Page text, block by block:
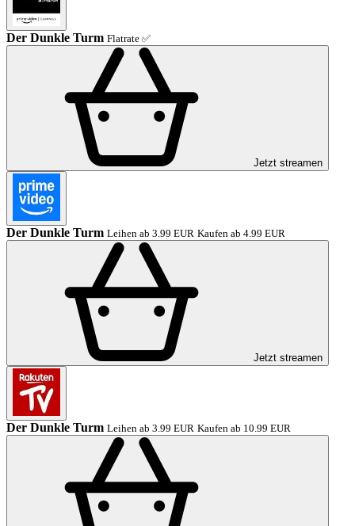
Der Dunkle Turm Flatrate ✅
Jetzt streamen
Der Dunkle Turm Leihen ab 3.99 EUR Kaufen ab 4.99 EUR
Jetzt streamen
Der Dunkle Turm Leihen ab 3.99 EUR Kaufen ab 10.99 EUR